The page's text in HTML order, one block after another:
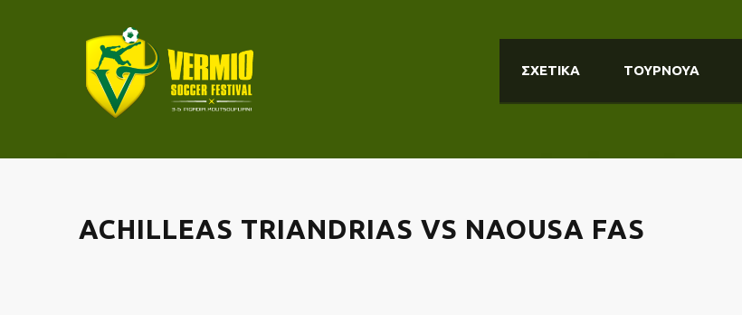
ΣΧΕΤΙΚΑ ΤΟΥΡΝΟΥΑ
ACHILLEAS TRIANDRIAS VS NAOUSA FAS